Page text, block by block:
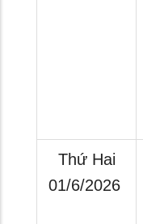
Thứ Hai
01/6/2026